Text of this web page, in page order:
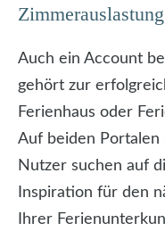
Zimmerauslastung
Auch ein Account
gehört zur
Ferienhaus oder
Auf beiden Portalen
Nutzer suchen auf
Inspiration für den
Ihrer